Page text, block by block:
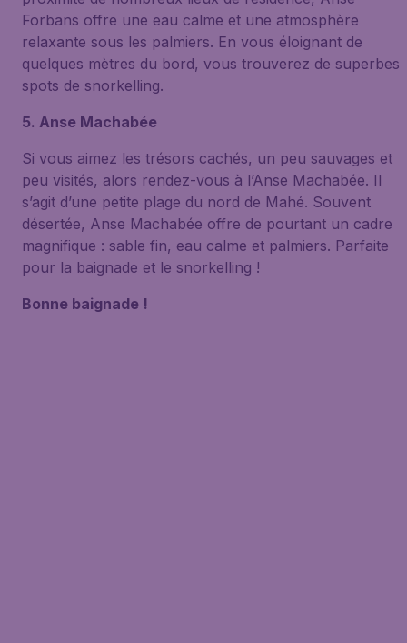
Forbans offre une eau calme et une atmosphère
relaxante sous les palmiers. En vous éloignant de
quelques mètres du bord, vous trouverez de superbes
spots de snorkelling.
5. Anse Machabée
Si vous aimez les trésors cachés, un peu sauvages et
peu visités, alors rendez-vous à l’Anse Machabée. Il
s’agit d’une petite plage du nord de Mahé. Souvent
désertée, Anse Machabée offre de pourtant un cadre
magnifique : sable fin, eau calme et palmiers. Parfaite
pour la baignade et le snorkelling !
Bonne baignade !